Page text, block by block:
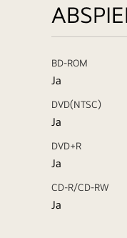
BD-ROM
Ja
DVD(NTSC)
Ja
DVD+R
Ja
CD-R/CD-RW
Ja